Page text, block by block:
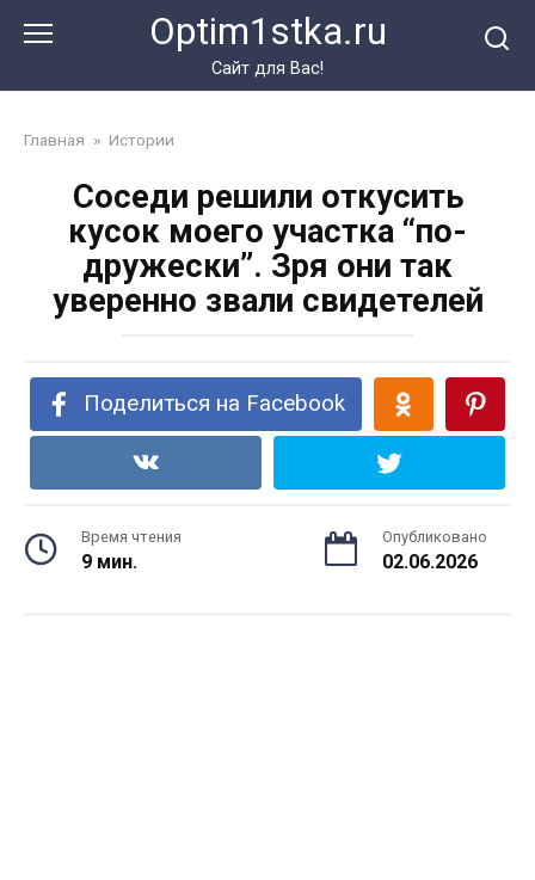
Optim1stka.ru
Сайт для Вас!
Главная » Истории
Соседи решили откусить
кусок моего участка “по-
дружески”. Зря они так
уверенно звали свидетелей
Поделиться на Facebook
Время чтения
9 мин.
Опубликовано
02.06.2026